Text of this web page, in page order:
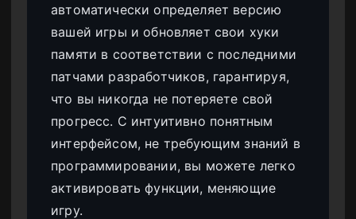
автоматически определяет версию
вашей игры и обновляет свои хуки
памяти в соответствии с последними
патчами разработчиков, гарантируя,
что вы никогда не потеряете свой
прогресс. С интуитивно понятным
интерфейсом, не требующим знаний в
программировании, вы можете легко
активировать функции, меняющие
игру.